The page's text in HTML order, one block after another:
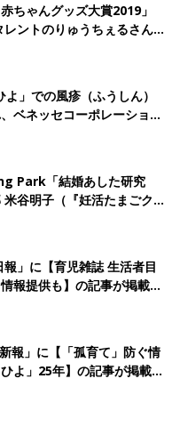
ちゃんグッズ大賞2019」
ントのりゅうちぇるさん
につながるグッズが人気
」での風疹（ふうしん）
ベネッセコーポレーション
れました
Park「結婚あした研究
谷明子（『妊活たまごク
ューが掲載されました
」に【育児雑誌 生活者目
報提供も】の記事が掲載さ
報」に【「孤育て」防ぐ情
よ」25年】の記事が掲載さ